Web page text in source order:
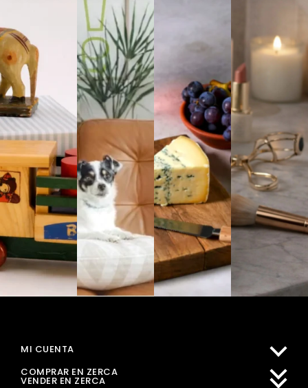
MI CUENTA
COMPRAR EN ZERCA
VENDER EN ZERCA